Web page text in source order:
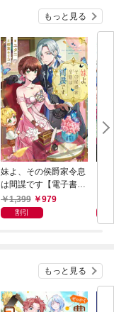
た。実に愛い！～（コ
ミック）【分冊版】
もっと見る
妹よ、その侯爵家令息
は間諜です【電子書籍
限定書き下ろしSS付
き】
1,399 979
割引
もっと見る